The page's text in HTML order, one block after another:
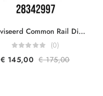
Gereviseerd Common Rail Diesel Injector Delphi 28342997 R00002D 28348371 Mercedes Sprinter Vito Viano Infiniti Q50 Q70 Jeep Compass A6510704987 A6510700587 2.2CRDI
(0)
€ 145,00 €175,00